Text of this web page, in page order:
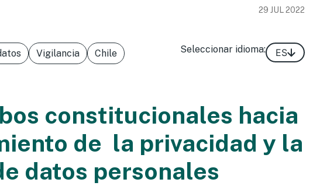
29 JUL 2022
Vigilancia Chile Seleccionar idioma: ES
constitucionales hacia
de la privacidad y la
datos personales